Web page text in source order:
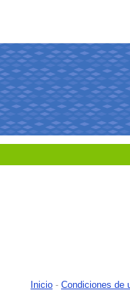
Inicio - Condiciones de